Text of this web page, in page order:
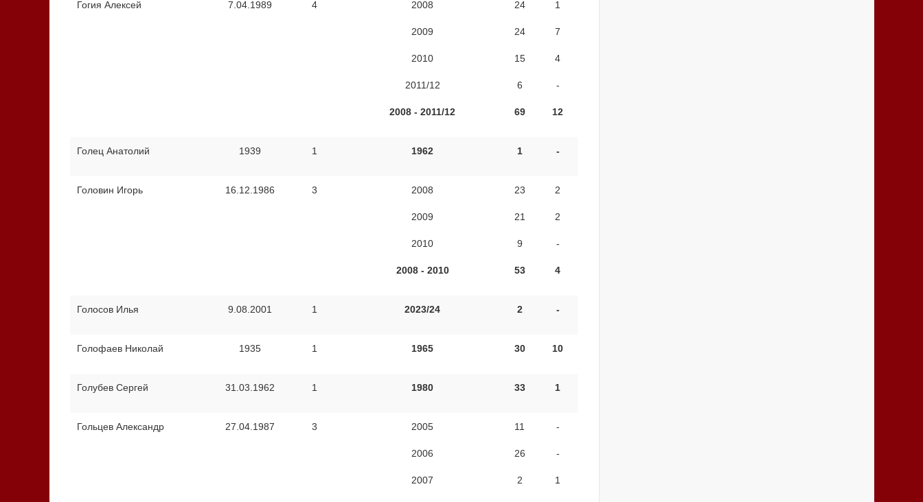
Гогия Алексей 7.04.1989 4 2008
2009
2010
2011/12
2008 - 2011/12
24
24
15
6
69
1
7
4
-
12
Голец Анатолий 1939 1 1962 1 -
Головин Игорь 16.12.1986 3 2008
2009
2010
2008 - 2010
23
21
9
53
2
2
-
4
Голосов Илья 9.08.2001 1 2023/24 2 -
Голофаев Николай 1935 1 1965 30 10
Голубев Сергей 31.03.1962 1 1980 33 1
Гольцев Александр 27.04.1987 3 2005
2006
2007
11
26
2
-
-
1